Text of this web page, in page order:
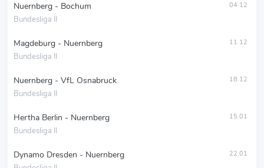
Nuernberg - Bochum
Bundesliga II
04.12
Magdeburg - Nuernberg
Bundesliga II
11.12
Nuernberg - VfL Osnabruck
Bundesliga II
18.12
Hertha Berlin - Nuernberg
Bundesliga II
15.01
Dynamo Dresden - Nuernberg 22.01